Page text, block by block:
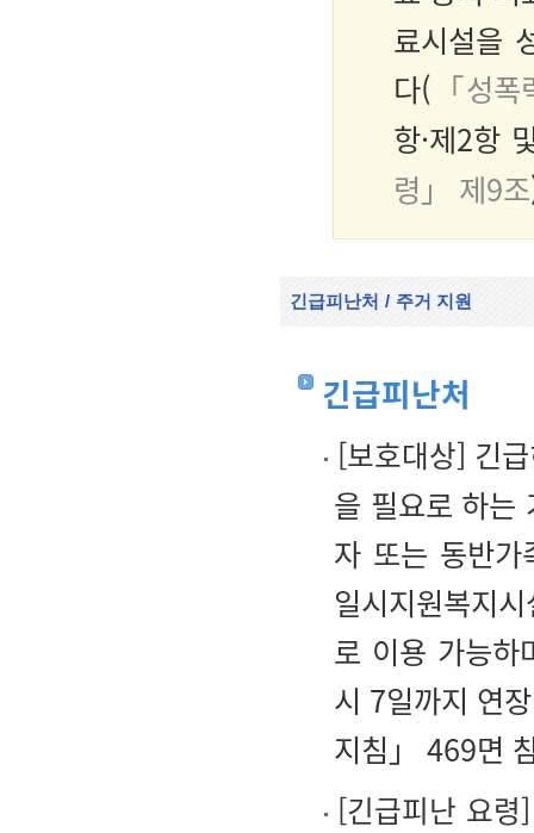
료시설을
다( 「성
항·제2항
령」 제9조
긴급피난처 / 주거 지원
긴급피난처
[보호대상] 긴
을 필요로 하는
자 또는 동반
일시지원복지
로 이용 가능하
시 7일까지 연
지침」 469면
[긴급피난 요령]